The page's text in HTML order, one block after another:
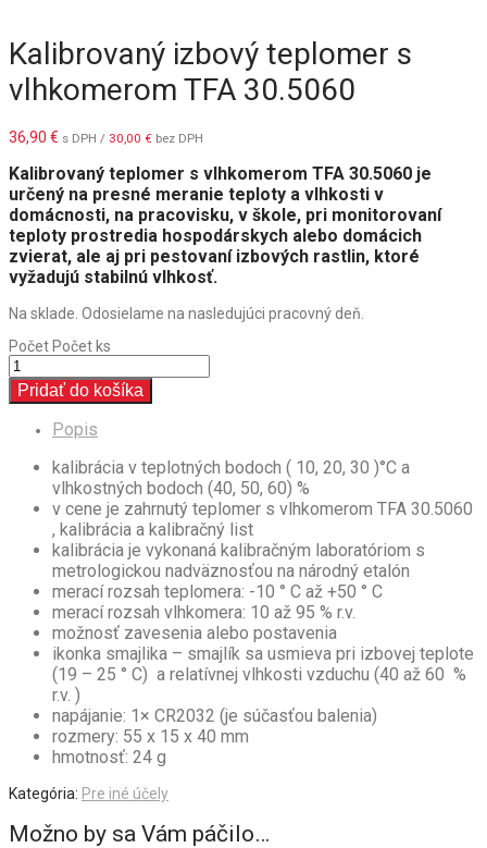
Kalibrovaný izbový teplomer s
vlhkomerom TFA 30.5060
36,90 € s DPH / 30,00 € bez DPH
Kalibrovaný teplomer s vlhkomerom TFA 30.5060 je
určený na presné meranie teploty a vlhkosti v
domácnosti, na pracovisku, v škole, pri monitorovaní
teploty prostredia hospodárskych alebo domácich
zvierat, ale aj pri pestovaní izbových rastlin, ktoré
vyžadujú stabilnú vlhkosť.
Na sklade. Odosielame na nasledujúci pracovný deň.
PočetPočet ks
Pridať do košíka
Popis
kalibrácia v teplotných bodoch ( 10, 20, 30 )°C a
vlhkostných bodoch (40, 50, 60) %
v cene je zahrnutý teplomer s vlhkomerom TFA 30.5060
, kalibrácia a kalibračný list
kalibrácia je vykonaná kalibračným laboratóriom s
metrologickou nadväznosťou na národný etalón
merací rozsah teplomera: -10 ° C až +50 ° C
merací rozsah vlhkomera: 10 až 95 % r.v.
možnosť zavesenia alebo postavenia
ikonka smajlika – smajlík sa usmieva pri izbovej teplote
(19 – 25 ° C) a relatívnej vlhkosti vzduchu (40 až 60 %
r.v. )
napájanie: 1× CR2032 (je súčasťou balenia)
rozmery: 55 x 15 x 40 mm
hmotnosť: 24 g
Kategória: Pre iné účely
Možno by sa Vám páčilo…